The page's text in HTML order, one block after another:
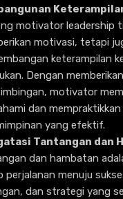
motivator leadership
motivasi, tetapi
keterampilan
Dengan
motivator
dan
yang efektif.
Tantangan dan
dan hambatan
perjalanan menuju
dan strategi yang